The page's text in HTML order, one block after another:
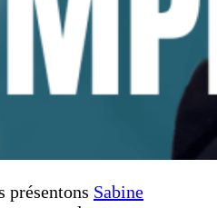
présentons Sabine